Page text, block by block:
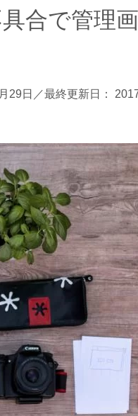
合で管理
29日 ／最終更新日：